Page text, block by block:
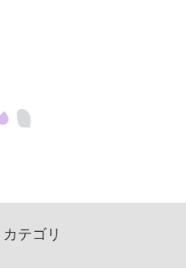
カテゴリ